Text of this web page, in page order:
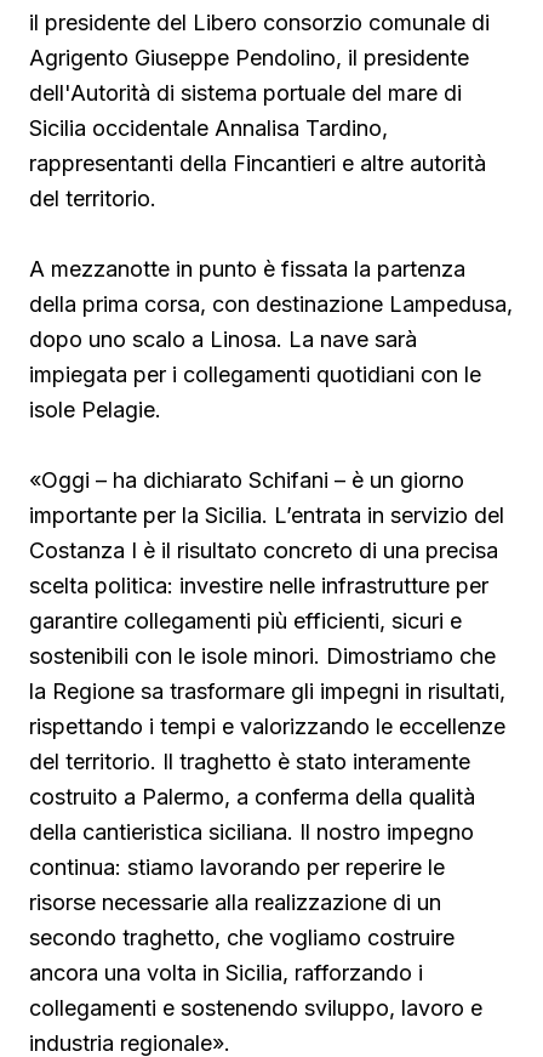
il presidente del Libero consorzio comunale di
Agrigento Giuseppe Pendolino, il presidente
dell'Autorità di sistema portuale del mare di
Sicilia occidentale Annalisa Tardino,
rappresentanti della Fincantieri e altre autorità
del territorio.
A mezzanotte in punto è fissata la partenza
della prima corsa, con destinazione Lampedusa,
dopo uno scalo a Linosa. La nave sarà
impiegata per i collegamenti quotidiani con le
isole Pelagie.
«Oggi – ha dichiarato Schifani – è un giorno
importante per la Sicilia. L’entrata in servizio del
Costanza I è il risultato concreto di una precisa
scelta politica: investire nelle infrastrutture per
garantire collegamenti più efficienti, sicuri e
sostenibili con le isole minori. Dimostriamo che
la Regione sa trasformare gli impegni in risultati,
rispettando i tempi e valorizzando le eccellenze
del territorio. Il traghetto è stato interamente
costruito a Palermo, a conferma della qualità
della cantieristica siciliana. Il nostro impegno
continua: stiamo lavorando per reperire le
risorse necessarie alla realizzazione di un
secondo traghetto, che vogliamo costruire
ancora una volta in Sicilia, rafforzando i
collegamenti e sostenendo sviluppo, lavoro e
industria regionale».